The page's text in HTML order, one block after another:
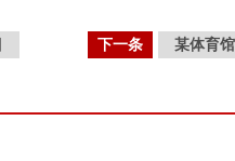
下一条 某体育